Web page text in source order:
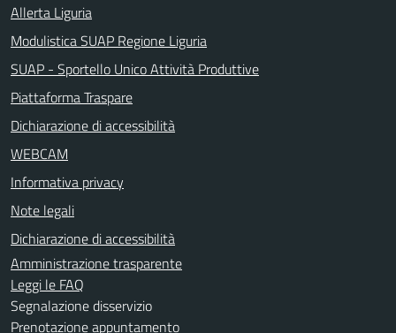
Allerta Liguria
Modulistica SUAP Regione Liguria
SUAP - Sportello Unico Attività Produttive
Piattaforma Traspare
Dichiarazione di accessibilità
WEBCAM
Informativa privacy
Note legali
Dichiarazione di accessibilità
Amministrazione trasparente
Leggi le FAQ
Segnalazione disservizio
Prenotazione appuntamento